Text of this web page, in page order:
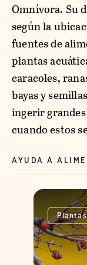
Omnívora. Su
según la
fuentes de
plantas
caracoles,
bayas y
ingerir
cuando estos
AYUDA A